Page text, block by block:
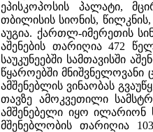
ეპისკოპოსის პალატი,
თბილისის სიონის,
აუგია. ქართლ-იმერეთის
აშენების თარიღია 472
საუკუნეებში სამთავისში
წყაროებში მნიშვნელოვანი
ამშენებლის ვინაობას
თავზე ამოკვეთილი
ამშენებელი იყო ილარიონ
მშენებლობის თარიღია